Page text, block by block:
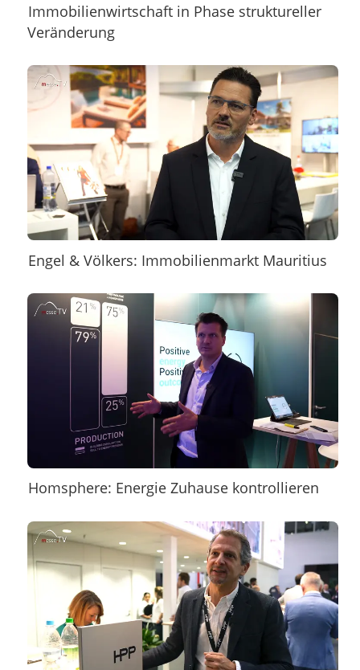
Immobilienwirtschaft in Phase struktureller
Veränderung
Engel & Völkers: Immobilienmarkt Mauritius
Homsphere: Energie Zuhause kontrollieren